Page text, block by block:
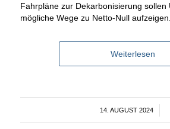
Fahrpläne zur Dekarbonisierung sollen
mögliche Wege zu Netto-Null aufzeigen.
Weiterlesen
14. AUGUST 2024
/